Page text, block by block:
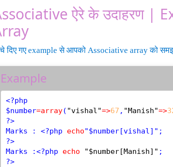
ऐरे के उदाहरण |
दिए गए example से आपको Associative array को
Example
<?php
$number=array( "vishal"=>67 , "Manish"=>
?>
Marks : <?php echo"$number
?>
Marks :<?php echo "$number[Manish]"
?>